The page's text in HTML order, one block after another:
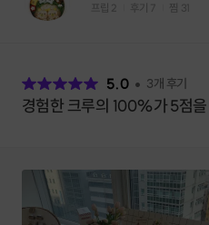
프립 2 후기 7 찜 31
5.0 3개 후기
경험한 크루의 100%가 5점